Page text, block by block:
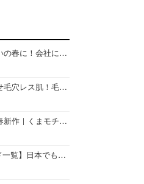
【2026最新版】出会いの春に！会社にもおすすめの好印象な香水14選♡ビジネスの場での香水マナーも
【2025最新版】目指せ毛穴レス肌！毛穴を埋めて隠す「おすすめ部分用下地＆プライマー」ランキング♡
キャシードール2025春新作｜くまモチーフのミニリップ「シャイニーベア リップモイスト」をレビュー♡
【タイコスメブランド一覧】日本でも人気沸騰中の“タイコスメ”ブランド20選！